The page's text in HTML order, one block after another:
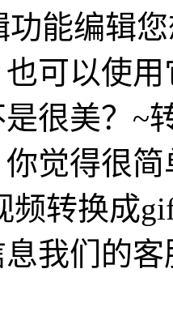
能编辑
可以使
很美？~
觉得很
频转换成
我们的